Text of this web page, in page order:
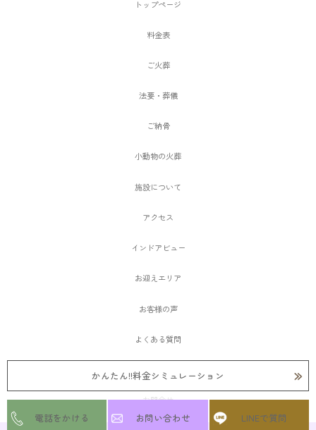
トップページ
料金表
ご火葬
法要・葬儀
ご納骨
小動物の火葬
施設について
アクセス
インドアビュー
お迎えエリア
お客様の声
よくある質問
愛ペットメモリアルSHOP大阪
お問合せ
かんたん!!料金シミュレーション
電話をかける お問い合わせ LINEで質問